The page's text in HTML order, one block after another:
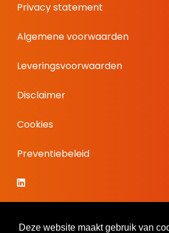
Deze website maakt gebruik van
Privacy statement
Algemene voorwaarden
Leveringsvoorwaarden
Disclaimer
Cookies
Preventiebeleid